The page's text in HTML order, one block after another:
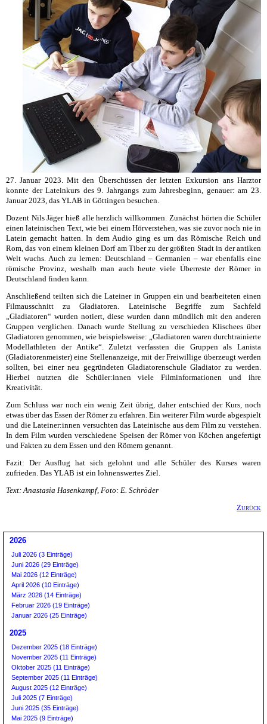
27. Januar 2023. Mit den Überschüssen der letzten Exkursion ans Harztor
konnte der Lateinkurs des 9. Jahrgangs zum Jahresbeginn, genauer: am 23.
Januar 2023, das YLAB in Göttingen besuchen.
Dozent Nils Jäger hieß alle herzlich willkommen. Zunächst hörten die Schüler
einen lateinischen Text, wie bei einem Hörverstehen, was sie zuvor noch nie in
Latein gemacht hatten. In dem Audio ging es um das Römische Reich und
Rom, das von einem kleinen Dorf am Tiber zu der größten Stadt in der antiken
Welt wuchs. Auch zu lernen: Deutschland – Germanien – war ebenfalls eine
römische Provinz, weshalb man auch heute viele Überreste der Römer in
Deutschland finden kann.
Anschließend teilten sich die Lateiner in Gruppen ein und bearbeiteten einen
Filmausschnitt zu Gladiatoren. Lateinische Begriffe zum Sachfeld
„Gladiatoren“ wurden notiert, diese wurden dann mündlich mit den anderen
Gruppen verglichen. Danach wurde Stellung zu verschieden Klischees über
Gladiatoren genommen, wie beispielsweise: „Gladiatoren waren durchtrainierte
Modellathleten der Antike“. Zuletzt verfassten die Gruppen als Lanista
(Gladiatorenmeister) eine Stellenanzeige, mit der Freiwillige überzeugt werden
sollten, bei einer neu gegründeten Gladiatorenschule Gladiator zu werden.
Hierbei nutzten die Schüler:innen viele Filminformationen und ihre
Kreativität.
Zum Schluss war noch ein wenig Zeit übrig, daher entschied der Kurs, noch
etwas über das Essen der Römer zu erfahren. Ein weiterer Film wurde abgespielt
und die Lateiner:innen versuchten das Lateinische aus dem Film zu verstehen.
In dem Film wurden verschiedene Speisen der Römer von Köchen angefertigt
und Fakten zu dem Essen und den Römern genannt.
Fazit: Der Ausflug hat sich gelohnt und alle Schüler des Kurses waren
zufrieden. Das YLAB ist ein lohnenswertes Ziel.
Text: Anastasia Hasenkampf, Foto: E. Schröder
Zurück
2026
Juli 2026 (3 Einträge)
Juni 2026 (29 Einträge)
Mai 2026 (12 Einträge)
April 2026 (10 Einträge)
März 2026 (14 Einträge)
Februar 2026 (19 Einträge)
Januar 2026 (25 Einträge)
2025
Dezember 2025 (18 Einträge)
November 2025 (11 Einträge)
Oktober 2025 (11 Einträge)
September 2025 (11 Einträge)
August 2025 (12 Einträge)
Juli 2025 (7 Einträge)
Juni 2025 (35 Einträge)
Mai 2025 (9 Einträge)